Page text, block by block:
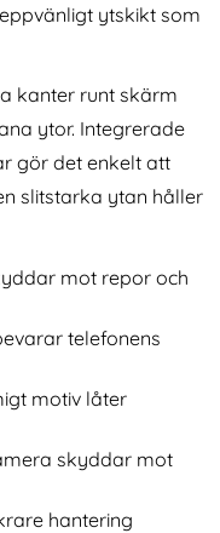
Glas - Svart
Svart
238844
pris
krtidigare pris
111 kr Köp
A54 2-Pack
ytskikt som
kanter runt skärm
ytor. Integrerade
gör det enkelt att
slitstarka ytan håller
mot repor och
telefonens
motiv låter
skyddar mot
hantering